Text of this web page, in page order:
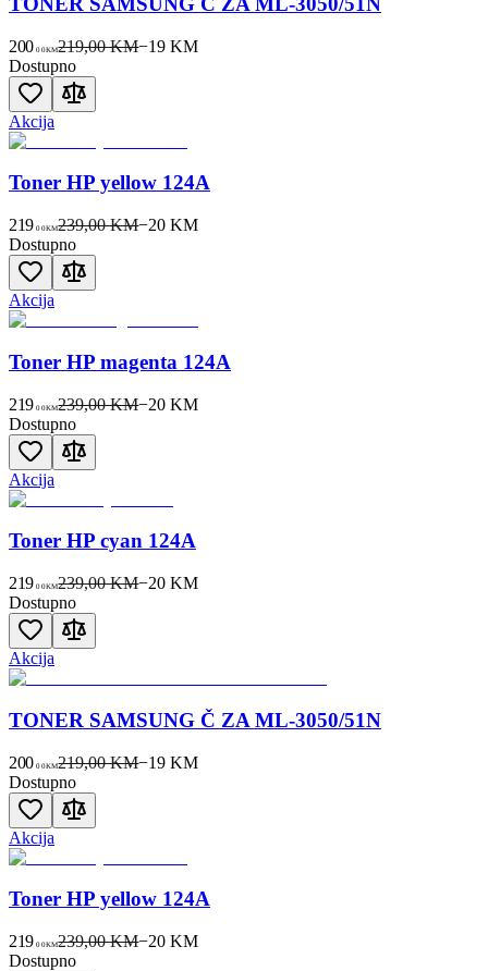
200 00KM219,00 KM−19 KM
Dostupno
Akcija
Toner HP yellow 124A
219 00KM239,00 KM−20 KM
Dostupno
Akcija
Toner HP magenta 124A
219 00KM239,00 KM−20 KM
Dostupno
Akcija
Toner HP cyan 124A
219 00KM239,00 KM−20 KM
Dostupno
Akcija
TONER SAMSUNG Č ZA ML-3050/51N
200 00KM219,00 KM−19 KM
Dostupno
Akcija
Toner HP yellow 124A
219 00KM239,00 KM−20 KM
Dostupno